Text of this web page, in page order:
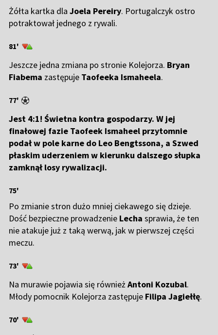
Żółta kartka dlaJoela Pereiry. Portugalczyk ostro
potraktował jednego z rywali.
81'
Jeszcze jedna zmiana po stronie Kolejorza. Bryan
Fiabema zastępuje Taofeeka Ismaheela.
77'
Jest 4:1! Świetna kontra gospodarzy. W jej
finałowej fazie Taofeek Ismaheel przytomnie
podał w pole karne do Leo Bengtssona, a Szwed
płaskim uderzeniem w kierunku dalszego słupka
zamknął losy rywalizacji.
75'
Po zmianie stron dużo mniej ciekawego się dzieje.
Dość bezpieczne prowadzenie Lecha sprawia, że ten
nie atakuje już z taką werwą, jak w pierwszej części
meczu.
73'
Na murawie pojawia się równieżAntoni Kozubal.
Młody pomocnik Kolejorza zastępuje Filipa Jagiełłę.
70'